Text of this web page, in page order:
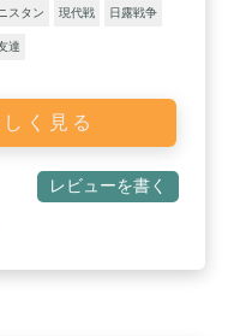
スタン 現代戦 日露戦争
達
く見る
レビューを書く